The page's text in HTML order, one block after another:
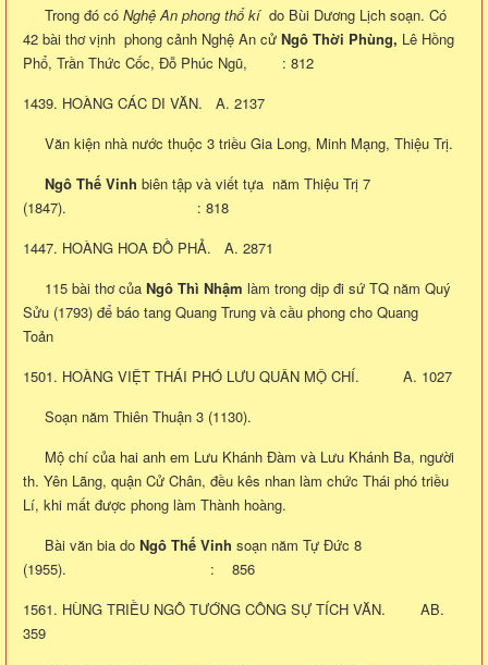
Trong đó có Nghệ An phong thổ kído Bùi Dương Lịch soạn. Có
42 bài thơ vịnh phong cảnh Nghệ An cử Ngô Thời Phùng, Lê Hồng
Phổ, Trần Thức Cốc, Đỗ Phúc Ngũ, : 812
1439. HOÀNG CÁC DI VĂN. A. 2137
Văn kiện nhà nước thuộc 3 triều Gia Long, Minh Mạng, Thiệu Trị.
Ngô Thế Vinh biên tập và viết tựa năm Thiệu Trị 7
(1847). : 818
1447. HOÀNG HOA ĐỒ PHẢ. A. 2871
115 bài thơ của Ngô Thì Nhậm làm trong dịp đi sứ TQ năm Quý
Sửu (1793) để báo tang Quang Trung và cầu phong cho Quang
Toản
1501. HOÀNG VIỆT THÁI PHÓ LƯU QUÂN MỘ CHÍ. A. 1027
Soạn năm Thiên Thuận 3 (1130).
Mộ chí của hai anh em Lưu Khánh Đàm và Lưu Khánh Ba, người
th. Yên Lãng, quận Cử Chân, đều kês nhan làm chức Thái phó triều
Lí, khi mất được phong làm Thành hoàng.
Bài văn bia do Ngô Thế Vinh soạn năm Tự Đức 8
(1955). : 856
1561. HÙNG TRIỀU NGÔ TƯỚNG CÔNG SỰ TÍCH VĂN. AB.
359